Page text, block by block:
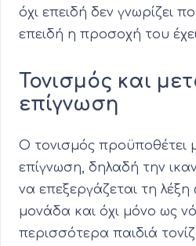
όχι επειδή δεν γνωρίζει
επειδή η προσοχή του
Τονισμός και
επίγνωση
Ο τονισμός προϋποθέτει
επίγνωση, δηλαδή την
να επεξεργάζεται τη
μονάδα και όχι μόνο ως
περισσότερα παιδιά